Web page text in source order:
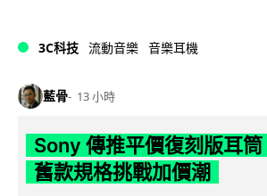
3C科技 流動音樂 音樂耳機
藍骨 13 小時
Sony 傳推平價復刻版耳
舊款規格挑戰加價潮